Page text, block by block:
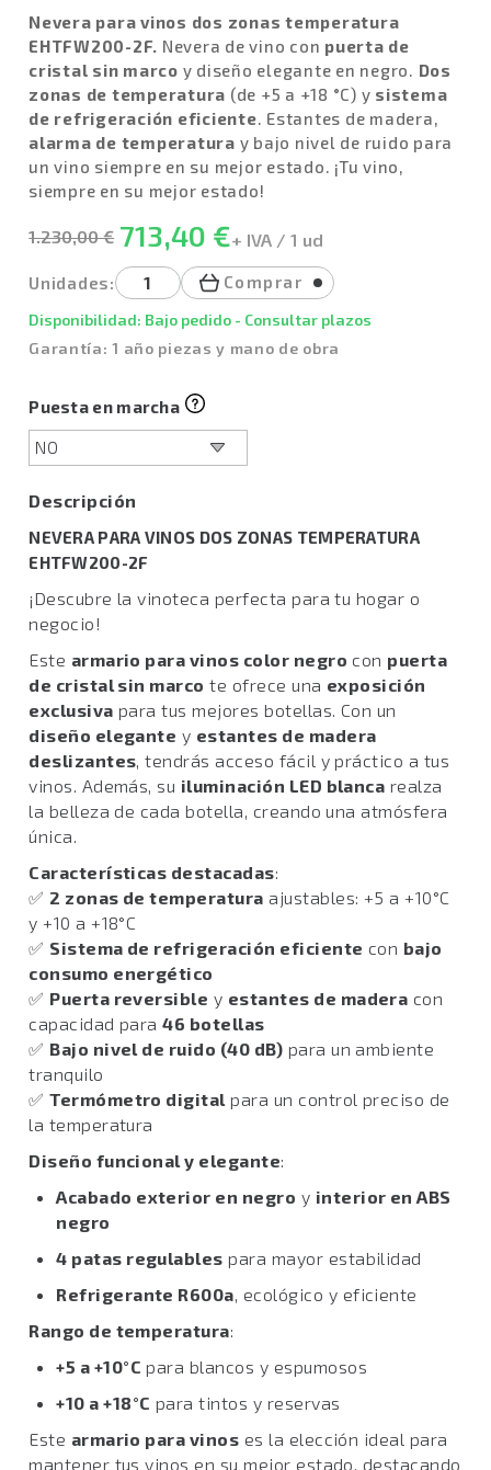
Nevera para vinos dos zonas temperatura
EHTFW200-2F. Nevera de vino con puerta de
cristal sin marco y diseño elegante en negro. Dos
zonas de temperatura (de +5 a +18 °C) y sistema
de refrigeración eficiente. Estantes de madera,
alarma de temperatura y bajo nivel de ruido para
un vino siempre en su mejor estado. ¡Tu vino,
siempre en su mejor estado!
1.230,00 € 713,40 €+ IVA / 1 ud
Unidades: Comprar
Disponibilidad: Bajo pedido - Consultar plazos
Garantía: 1 año piezas y mano de obra
Puesta en marcha
Descripción
NEVERA PARA VINOS DOS ZONAS TEMPERATURA
EHTFW200-2F
¡Descubre la vinoteca perfecta para tu hogar o
negocio!
Este armario para vinos color negro con puerta
de cristal sin marco te ofrece una exposición
exclusiva para tus mejores botellas. Con un
diseño elegante y estantes de madera
deslizantes, tendrás acceso fácil y práctico a tus
vinos. Además, su iluminación LED blanca realza
la belleza de cada botella, creando una atmósfera
única.
Características destacadas:
✅ 2 zonas de temperatura ajustables: +5 a +10°C
y +10 a +18°C
✅ Sistema de refrigeración eficiente con bajo
consumo energético
✅ Puerta reversible y estantes de madera con
capacidad para46 botellas
✅Bajo nivel de ruido (40 dB) para un ambiente
tranquilo
✅Termómetro digital para un control preciso de
la temperatura
Diseño funcional y elegante:
Acabado exterior en negro y interior en ABS
negro
4 patas regulables para mayor estabilidad
Refrigerante R600a, ecológico y eficiente
Rango de temperatura:
+5 a +10°C para blancos y espumosos
+10 a +18°C para tintos y reservas
Este armario para vinos es la elección ideal para
mantener tus vinos en su mejor estado, destacando